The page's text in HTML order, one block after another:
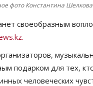
фото Константина Шелкова
своеобразным
подарком для тех,
человеческих